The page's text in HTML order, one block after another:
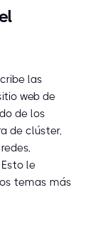
las
web de
de los
de clúster,
le
temas más